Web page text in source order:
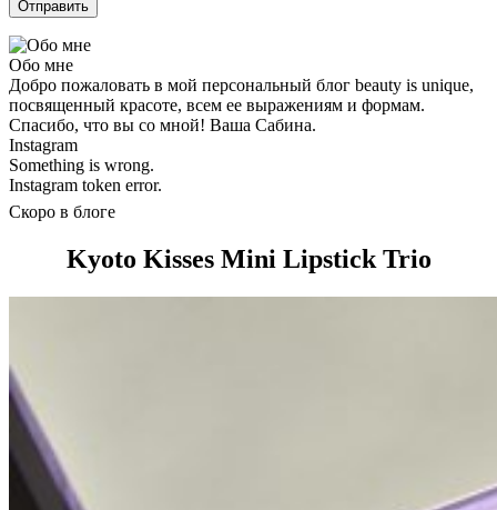
Обо мне
Добро пожаловать в мой персональный блог beauty is unique,
посвященный красоте, всем ее выражениям и формам.
Спасибо, что вы со мной! Ваша Сабина.
Instagram
Something is wrong.
Instagram token error.
Скоро в блоге
Kyoto Kisses Mini Lipstick Trio